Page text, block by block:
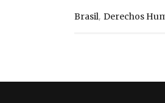
Brasil, Derechos